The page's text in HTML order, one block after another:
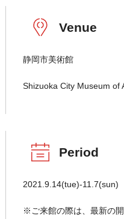
Venue
静岡市美術館
Shizuoka City Museum of
Period
2021.9.14(tue)-11.7(sun)
※ご来館の際は、最新の